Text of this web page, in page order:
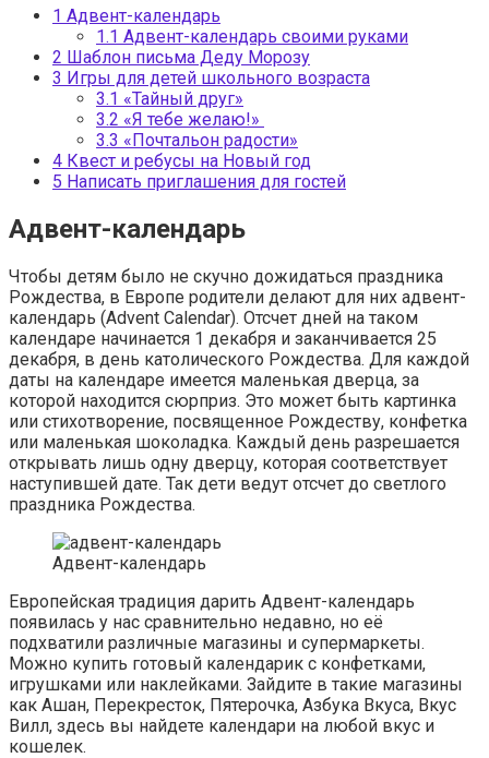
1 Адвент-календарь
1.1 Адвент-календарь своими руками
2 Шаблон письма Деду Морозу
3 Игры для детей школьного возраста
3.1 «Тайный друг»
3.2 «Я тебе желаю!»
3.3 «Почтальон радости»
4 Квест и ребусы на Новый год
5 Написать приглашения для гостей
Адвент-календарь
Чтобы детям было не скучно дожидаться праздника
Рождества, в Европе родители делают для них адвент-
календарь (Advent Calendar). Отсчет дней на таком
календаре начинается 1 декабря и заканчивается 25
декабря, в день католического Рождества. Для каждой
даты на календаре имеется маленькая дверца, за
которой находится сюрприз. Это может быть картинка
или стихотворение, посвященное Рождеству, конфетка
или маленькая шоколадка. Каждый день разрешается
открывать лишь одну дверцу, которая соответствует
наступившей дате. Так дети ведут отсчет до светлого
праздника Рождества.
Адвент-календарь
Европейская традиция дарить Адвент-календарь
появилась у нас сравнительно недавно, но её
подхватили различные магазины и супермаркеты.
Можно купить готовый календарик с конфетками,
игрушками или наклейками. Зайдите в такие магазины
как Ашан, Перекресток, Пятерочка, Азбука Вкуса, Вкус
Вилл, здесь вы найдете календари на любой вкус и
кошелек.